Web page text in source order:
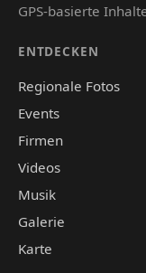
GPS-basierte
ENTDECKEN
Regionale Fotos
Events
Firmen
Videos
Musik
Galerie
Karte